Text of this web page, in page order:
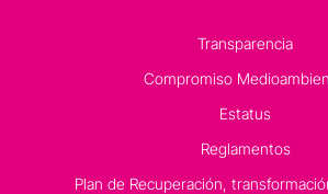
Transparencia
Compromiso
Estatus
Reglamentos
Plan de Recuperación,